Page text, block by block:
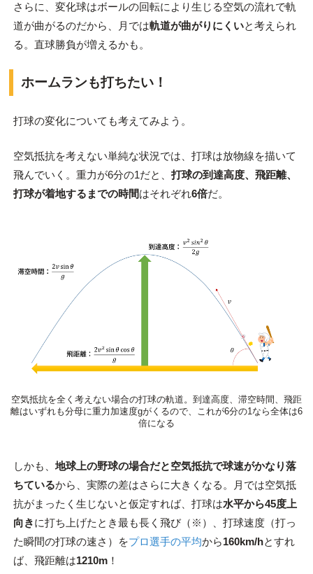
さらに、変化球はボールの回転により生じる空気の流れで軌
道が曲がるのだから、月では軌道が曲がりにくいと考えられ
る。直球勝負が増えるかも。
ホームランも打ちたい！
打球の変化についても考えてみよう。
空気抵抗を考えない単純な状況では、打球は放物線を描いて
飛んでいく。重力が6分の1だと、 打球の到達高度、飛距離、
打球が着地するまでの時間はそれぞれ6倍だ。
空気抵抗を全く考えない場合の打球の軌道。到達高度、滞空時間、飛距
離はいずれも分母に重力加速度gがくるので、これが6分の1なら全体は6
倍になる
しかも、地球上の野球の場合だと空気抵抗で球速がかなり落
ちているから、実際の差はさらに大きくなる。月では空気抵
抗がまったく生じないと仮定すれば、打球は水平から45度上
向きに打ち上げたとき最も長く飛び（※）、打球速度（打っ
た瞬間の打球の速さ）をプロ選手の平均から160km/hとすれ
ば、飛距離は1210m！